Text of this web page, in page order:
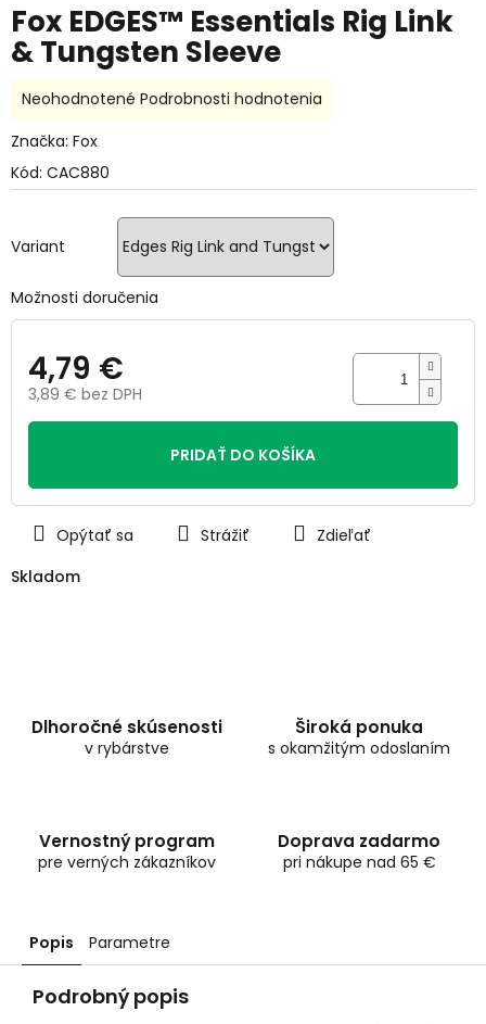
Fox EDGES™ Essentials Rig Link
& Tungsten Sleeve
Kód: CAC880
Skladom
Variant
Možnosti doručenia
4,79 €
3,89 € bez DPH
Jednotková
PRIDAŤ DO KOŠÍKA
Opýtať sa Strážiť Zdieľať
Priemerné
produktu
0,0
hviezdičiek.
Neohodnotené Podrobnosti hodnotenia
Značka: Fox
Dlhoročné skúsenosti
v rybárstve
Široká ponuka
s okamžitým odoslaním
Vernostný program
pre verných zákazníkov
Doprava zadarmo
pri nákupe nad 65 €
Popis Parametre
Podrobný popis